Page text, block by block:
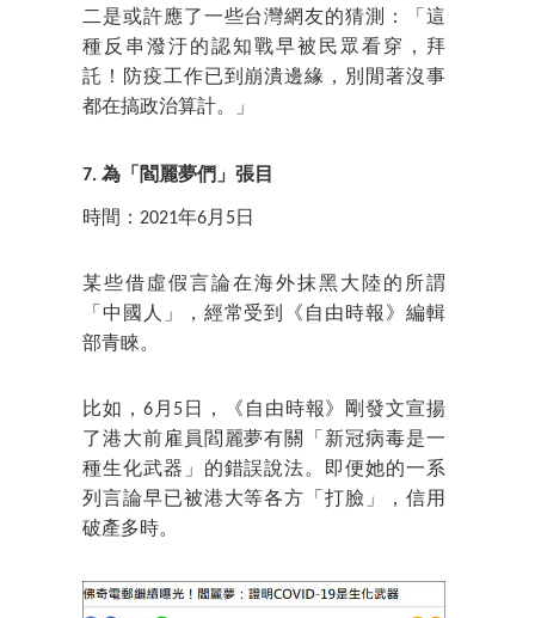
二是或許應了一些台灣網友的猜測：「這
種反串潑汙的認知戰早被民眾看穿，拜
託！防疫工作已到崩潰邊緣，別閒著沒事
都在搞政治算計。」
7. 為「閻麗夢們」張目
時間：2021年6月5日
某些借虛假言論在海外抹黑大陸的所謂
「中國人」，經常受到《自由時報》編輯
部青睞。
比如，6月5日，《自由時報》剛發文宣揚
了港大前雇員閻麗夢有關「新冠病毒是一
種生化武器」的錯誤說法。即便她的一系
列言論早已被港大等各方「打臉」，信用
破產多時。